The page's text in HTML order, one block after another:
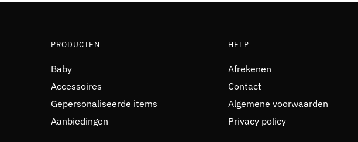
PRODUCTEN
Baby
Accessoires
Gepersonaliseerde items
Aanbiedingen
HELP
Afrekenen
Contact
Algemene voorwaarden
Privacy policy